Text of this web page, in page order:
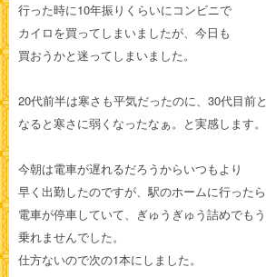
行った時に10年振りくらいにコンビニで
カイロを買ってしまいましたが、今日も
買おうかと迷ってしまいました。
20代前半は寒さも平気だったのに、30代目前と
なると寒さに弱くなったなぁ。と実感します。
今朝は電車が遅れるだろうからいつもより
早く出勤したのですが、駅のホームに行ったら
電車が停車していて、ぎゅうぎゅう詰めでもう
乗れませんでした。
仕方ないので次の1本にしました。